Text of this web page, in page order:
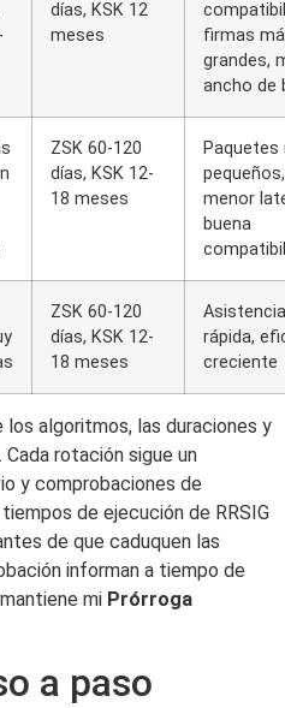
días, KSK 12
meses
firmas
grandes,
ancho de
ZSK 60-120
días, KSK 12-
18 meses
Paquetes
pequeños,
menor
buena
ZSK 60-120
días, KSK 12-
18 meses
Asistencia
rápida,
creciente
algoritmos, las duraciones y
rotación sigue un
y comprobaciones de
de ejecución de RRSIG
de que caduquen las
informan a tiempo de
mi Prórroga
a paso